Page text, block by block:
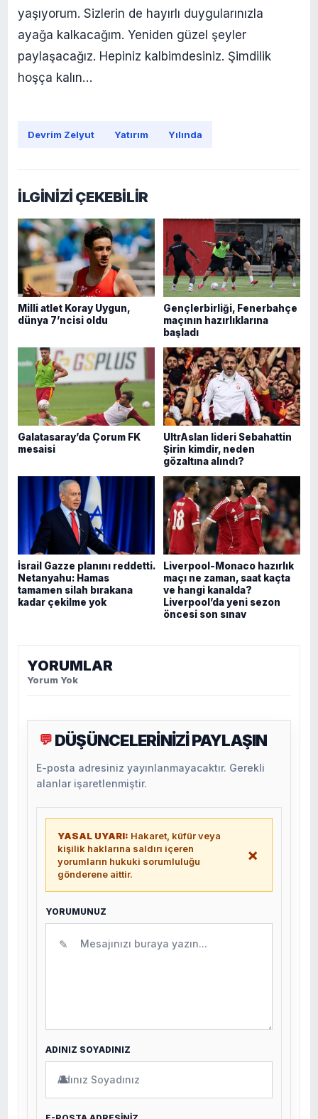
yaşıyorum. Sizlerin de hayırlı duygularınızla
ayağa kalkacağım. Yeniden güzel şeyler
paylaşacağız. Hepiniz kalbimdesiniz. Şimdilik
hoşça kalın…
Devrim Zelyut Yatırım Yılında
İLGİNİZİ ÇEKEBİLİR
Milli atlet Koray Uygun,
dünya 7’ncisi oldu
Gençlerbirliği, Fenerbahçe
maçının hazırlıklarına
başladı
Galatasaray’da Çorum FK
mesaisi
UltrAslan lideri Sebahattin
Şirin kimdir, neden
gözaltına alındı?
İsrail Gazze planını reddetti.
Netanyahu: Hamas
tamamen silah bırakana
kadar çekilme yok
Liverpool-Monaco hazırlık
maçı ne zaman, saat kaçta
ve hangi kanalda?
Liverpool’da yeni sezon
öncesi son sınav
YORUMLAR
Yorum Yok
💬 DÜŞÜNCELERİNİZİ PAYLAŞIN
E-posta adresiniz yayınlanmayacaktır. Gerekli
alanlar işaretlenmiştir.
YASAL UYARI: Hakaret, küfür veya
kişilik haklarına saldırı içeren
yorumların hukuki sorumluluğu
gönderene aittir.
×
YORUMUNUZ
✎
ADINIZ SOYADINIZ
👤